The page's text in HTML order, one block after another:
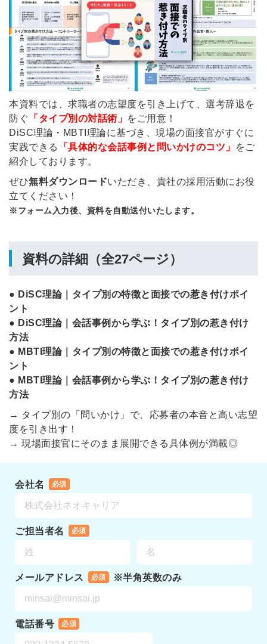
本資料では、求職者の志望度を引き上げて、選考辞退を
防ぐ 「タイプ別の対話術」 をご用意！
DiSC理論・MBTI理論に基づき、現場の面接官がすぐに
実践できる
「具体的な会話事例と問いかけのコツ」
をご
紹介しております。
ぜひ無料ダウンロードいただき、貴社の採用活動にお役
立てください！
※フォーム入力後、資料を自動送付いたします。
資料の詳細（全27ページ）
● DiSC理論｜タイプ別の特徴と面接での惹き付けポイ
ント
● DiSC理論｜会話事例から学ぶ！タイプ別の惹き付け
方法
● MBTI理論｜タイプ別の特徴と面接での惹き付けポイ
ント
● MBTI理論｜会話事例から学ぶ！タイプ別の惹き付け
方法
→ タイプ別の「問いかけ」で、応募者の本音と高い志望
度を引き出す！
→ 現場面接官にそのまま展開できる具体例が満載◎
会社名 必須
ご担当者名 必須
メールアドレス 必須 ※半角英数のみ
電話番号 必須